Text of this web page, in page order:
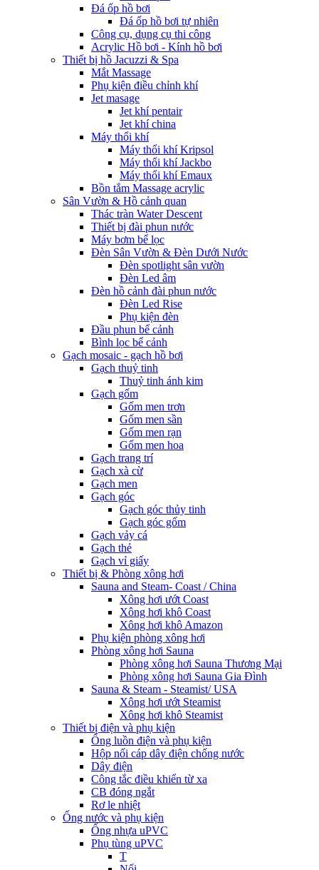
Đá ốp hồ bơi
Đá ốp hồ bơi tự nhiên
Công cụ, dụng cụ thi công
Acrylic Hồ bơi - Kính hồ bơi
Thiết bị hồ Jacuzzi & Spa
Mắt Massage
Phụ kiện điều chỉnh khí
Jet masage
Jet khí pentair
Jet khí china
Máy thổi khí
Máy thổi khí Kripsol
Máy thổi khí Jackbo
Máy thổi khí Emaux
Bồn tắm Massage acrylic
Sân Vườn & Hồ cảnh quan
Thác tràn Water Descent
Thiết bị đài phun nước
Máy bơm bể lọc
Đèn Sân Vườn & Đèn Dưới Nước
Đèn spotlight sân vườn
Đèn Led âm
Đèn hồ cảnh đài phun nước
Đèn Led Rise
Phụ kiện đèn
Đầu phun bể cảnh
Bình lọc bể cảnh
Gạch mosaic - gạch hồ bơi
Gạch thuỷ tinh
Thuỷ tinh ánh kim
Gạch gốm
Gốm men trơn
Gốm men sần
Gốm men rạn
Gốm men hoa
Gạch trang trí
Gạch xà cừ
Gạch men
Gạch góc
Gạch góc thủy tinh
Gạch góc gốm
Gạch vảy cá
Gạch thẻ
Gạch vỉ giấy
Thiết bị & Phòng xông hơi
Sauna and Steam- Coast / China
Xông hơi ướt Coast
Xông hơi khô Coast
Xông hơi khô Amazon
Phụ kiện phòng xông hơi
Phòng xông hơi Sauna
Phòng xông hơi Sauna Thương Mại
Phòng xông hơi Sauna Gia Đình
Sauna & Steam - Steamist/ USA
Xông hơi ướt Steamist
Xông hơi khô Steamist
Thiết bị điện và phụ kiện
Ống luồn điện và phụ kiện
Hộp nối cáp dây điện chống nước
Dây điện
Công tắc điều khiển từ xa
CB đóng ngắt
Rơ le nhiệt
Ống nước và phụ kiện
Ống nhựa uPVC
Phụ tùng uPVC
T